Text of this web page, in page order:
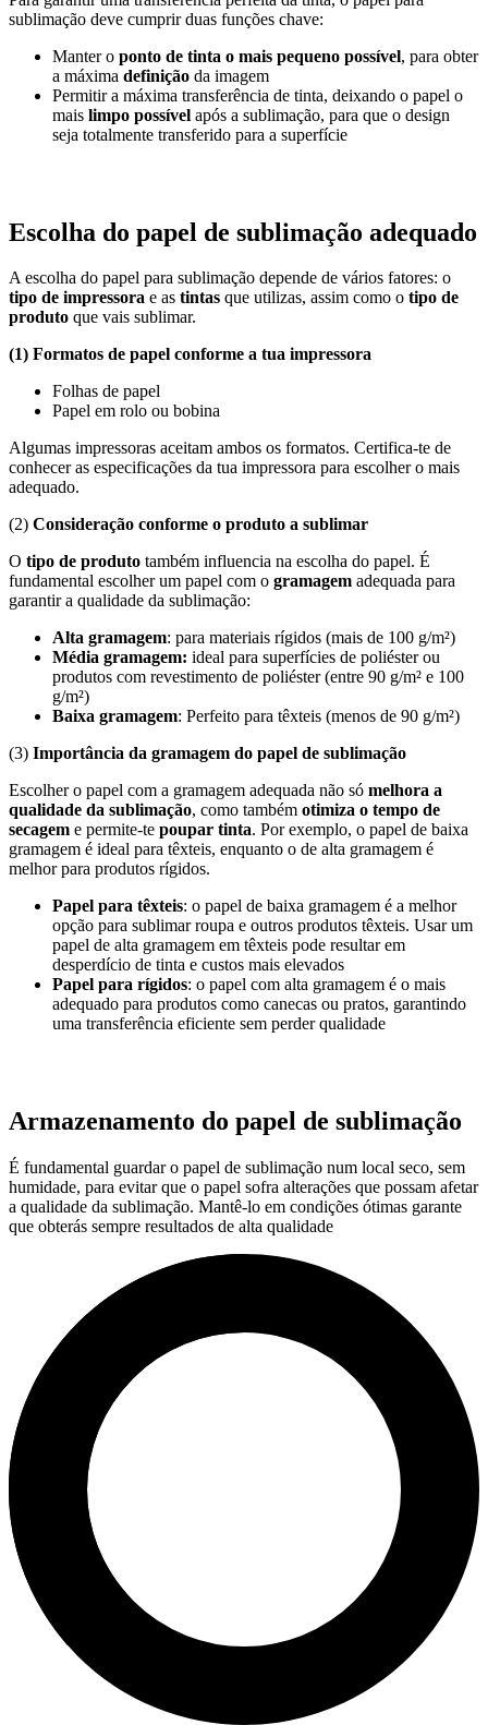
sublimação deve cumprir duas funções chave:
Manter o ponto de tinta o mais pequeno possível, para obter
a máxima definição da imagem
Permitir a máxima transferência de tinta, deixando o papel o
mais limpo possível após a sublimação, para que o design
seja totalmente transferido para a superfície
Escolha do papel de sublimação adequado
A escolha do papel para sublimação depende de vários fatores: o
tipo de impressora e as tintas que utilizas, assim como o tipo de
produto que vais sublimar.
(1) Formatos de papel conforme a tua impressora
Folhas de papel
Papel em rolo ou bobina
Algumas impressoras aceitam ambos os formatos. Certifica-te de
conhecer as especificações da tua impressora para escolher o mais
adequado.
(2) Consideração conforme o produto a sublimar
O tipo de produto também influencia na escolha do papel. É
fundamental escolher um papel com o gramagem adequada para
garantir a qualidade da sublimação:
Alta gramagem: para materiais rígidos (mais de 100 g/m²)
Média gramagem: ideal para superfícies de poliéster ou
produtos com revestimento de poliéster (entre 90 g/m² e 100
g/m²)
Baixa gramagem: Perfeito para têxteis (menos de 90 g/m²)
(3) Importância da gramagem do papel de sublimação
Escolher o papel com a gramagem adequada não só melhora a
qualidade da sublimação, como também otimiza o tempo de
secagem e permite-te poupar tinta. Por exemplo, o papel de baixa
gramagem é ideal para têxteis, enquanto o de alta gramagem é
melhor para produtos rígidos.
Papel para têxteis: o papel de baixa gramagem é a melhor
opção para sublimar roupa e outros produtos têxteis. Usar um
papel de alta gramagem em têxteis pode resultar em
desperdício de tinta e custos mais elevados
Papel para rígidos: o papel com alta gramagem é o mais
adequado para produtos como canecas ou pratos, garantindo
uma transferência eficiente sem perder qualidade
Armazenamento do papel de sublimação
É fundamental guardar o papel de sublimação num local seco, sem
humidade, para evitar que o papel sofra alterações que possam afetar
a qualidade da sublimação. Mantê-lo em condições ótimas garante
que obterás sempre resultados de alta qualidade